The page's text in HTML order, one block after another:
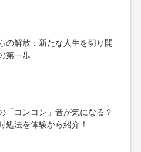
の解放：新たな人生を切り開
第一歩
「コンコン」音が気になる？
処法を体験から紹介！